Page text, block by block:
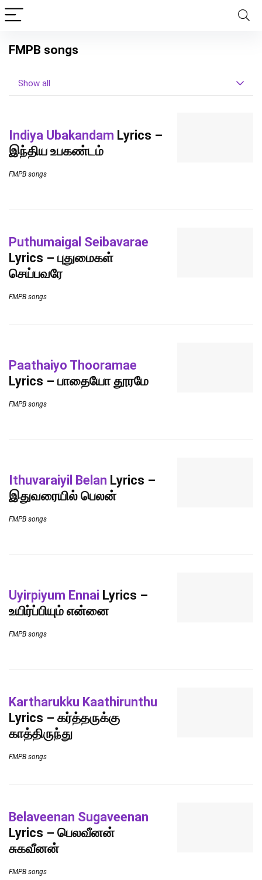
FMPB songs
Show all
Indiya Ubakandam Lyrics –
இந்திய உபகண்டம்
FMPB songs
Puthumaigal Seibavarae
Lyrics – புதுமைகள்
செய்பவரே
FMPB songs
Paathaiyo Thooramae
Lyrics – பாதையோ தூரமே
FMPB songs
Ithuvaraiyil Belan Lyrics –
இதுவரையில் பெலன்
FMPB songs
Uyirpiyum Ennai Lyrics –
உயிர்ப்பியும் என்னை
FMPB songs
Kartharukku Kaathirunthu
Lyrics – கர்த்தருக்கு
காத்திருந்து
FMPB songs
Belaveenan Sugaveenan
Lyrics – பெலவீனன்
சுகவீனன்
FMPB songs